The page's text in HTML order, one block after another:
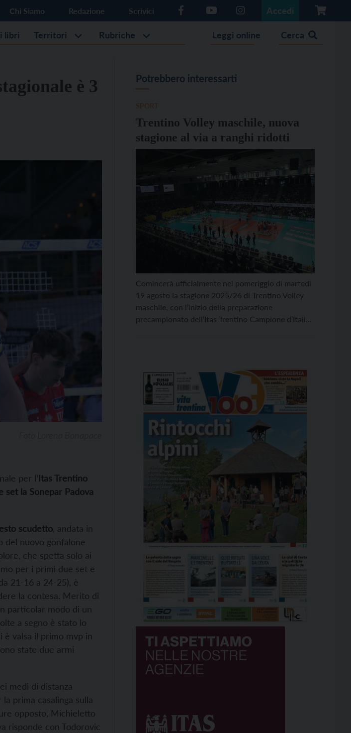
Chi Siamo Redazione Scrivici Accedi
libri Territori Rubriche Leggi online Cerca
è 3
per l’Itas Trentino
set la Sonepar Padova
scudetto , andata in
del nuovo gonfalone
che spetta solo ai
per i primi due set e
21-16 a 24-25), è
la contesa. Merito di
particolar modo di un
a segno è stato lo
è valsa il primo mvp in
state due armi
medi di distanza
prima casalinga sulla
opposto, Michieletto
risponde con Todorovic
Potrebbero interessarti
Trentino Volley maschile, nuova
stagione al via a ranghi ridotti
Comincerà ufficialmente nel pomeriggio di martedì
19 agosto la stagione 2025/26 di Trentino Volley
maschile, con l’inizio della preparazione
precampionato dell’Itas Trentino Campione d’Italia,
Nazionali, […]